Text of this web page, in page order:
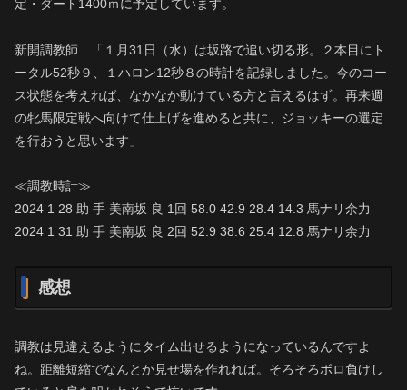
定・ダート1400ｍに予定しています。
新開調教師 「１月31日（水）は坂路で追い切る形。２本目にト
ータル52秒９、１ハロン12秒８の時計を記録しました。今のコー
ス状態を考えれば、なかなか動けている方と言えるはず。再来週
の牝馬限定戦へ向けて仕上げを進めると共に、ジョッキーの選定
を行おうと思います」
≪調教時計≫
2024 1 28 助 手 美南坂 良 1回 58.0 42.9 28.4 14.3 馬ナリ余力
2024 1 31 助 手 美南坂 良 2回 52.9 38.6 25.4 12.8 馬ナリ余力
感想
調教は見違えるようにタイム出せるようになっているんですよ
ね。距離短縮でなんとか見せ場を作れれば。そろそろボロ負けし